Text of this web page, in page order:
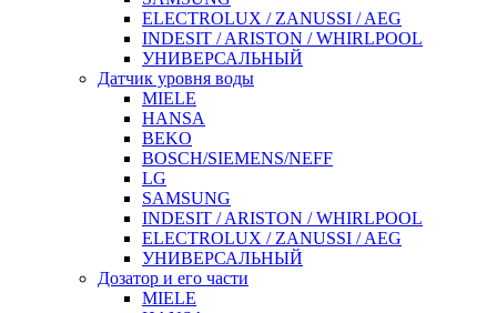
ELECTROLUX / ZANUSSI / AEG
INDESIT / ARISTON / WHIRLPOOL
УНИВЕРСАЛЬНЫЙ
Датчик уровня воды
MIELE
HANSA
BEKO
BOSCH/SIEMENS/NEFF
LG
SAMSUNG
INDESIT / ARISTON / WHIRLPOOL
ELECTROLUX / ZANUSSI / AEG
УНИВЕРСАЛЬНЫЙ
Дозатор и его части
MIELE